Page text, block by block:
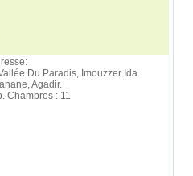
Du Paradis, Imouzzer Ida
Agadir.
Chambres : 11